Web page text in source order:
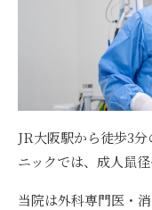
JR大阪駅から徒歩3
ニックでは、成人鼠
当院は外科専門医・